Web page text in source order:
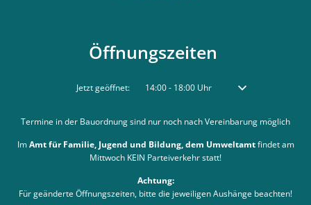
Öffnungszeiten
Klicken, um weitere Öffnungs- oder Schließzeiten auszublenden
Jetzt geöffnet: 14:00- 18:00Uhr Von 14:00 bis 18:00
Termine in der Bauordnung sind nur noch nach Vereinbarung möglich
ImAmt für Familie, Jugend und Bildung, dem Umweltamtfindet am
Mittwoch KEIN Parteiverkehr statt!
Achtung:
Für geänderte Öffnungszeiten, bitte die jeweiligen Aushänge beachten!